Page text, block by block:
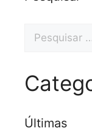
Últimas